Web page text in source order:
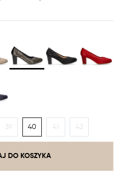
39 40 41 42
DO KOSZYKA